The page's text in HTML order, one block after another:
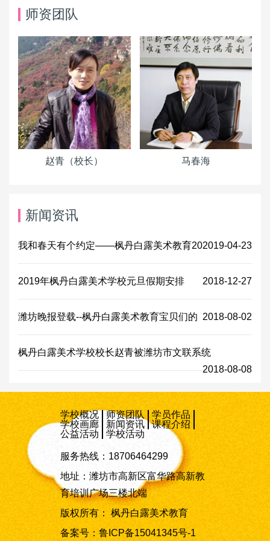
师资团队
赵青（校长） 马春海
新闻资讯
我和春天有个约定——枫丹白露美术教育202019-04-23
2019年枫丹白露美术学校元旦假期安排 2018-12-27
潍坊晚报登载--枫丹白露美术教育宝贝们的 2018-08-02
枫丹白露美术学校校长赵青被潍坊市文联系统
2018-08-08
学校概况 师资团队
学员作品
学校画廊
新闻资讯
课程介绍
公益活动
学校活动
服务热线：18706464299
地址：潍坊市高新区富华路高新教
育培训广场三楼北端
版权所有： 枫丹白露美术教育
备案号： 鲁ICP备15041345号-1